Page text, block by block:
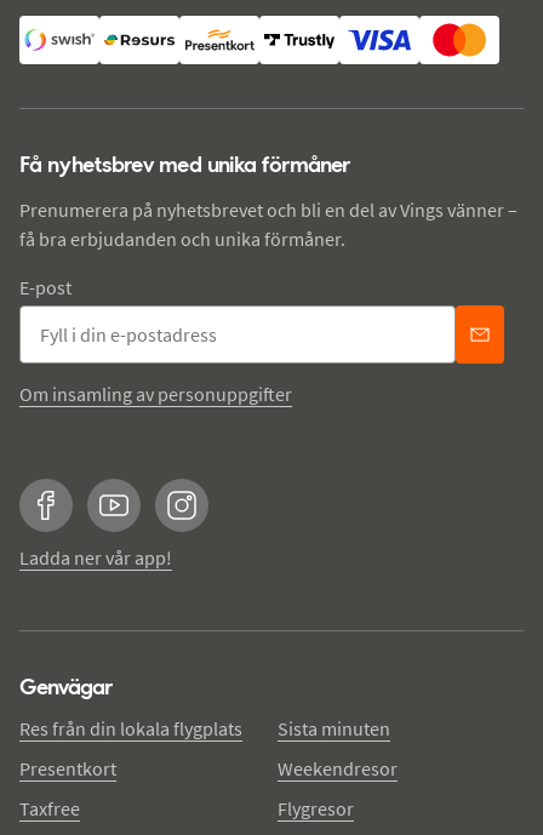
Få nyhetsbrev med unika förmåner
Prenumerera på nyhetsbrevet och bli en del av Vings vänner –
få bra erbjudanden och unika förmåner.
E-post
Om insamling av personuppgifter
FacebookYouTubeInstagram
Ladda ner vår app!
Genvägar
Res från din lokala flygplats
Presentkort
Taxfree
Sista minuten
Weekendresor
Flygresor